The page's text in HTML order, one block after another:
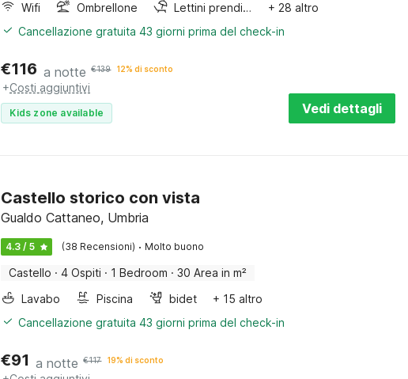
Wifi
Ombrellone Lettini prendisole
+ 28 altro
Cancellazione gratuita 43 giorni prima del check-in
€116 a notte €139 12% di sconto
+Costi aggiuntivi
Kids zone available Vedi dettagli
Castello storico con vista
Gualdo Cattaneo, Umbria
4.3 / 5 (38 Recensioni) · Molto buono
Castello · 4 Ospiti · 1 Bedroom · 30 Area in m²
Lavabo
Piscina bidet
+ 15 altro
Cancellazione gratuita 43 giorni prima del check-in
€91 a notte €117 19% di sconto